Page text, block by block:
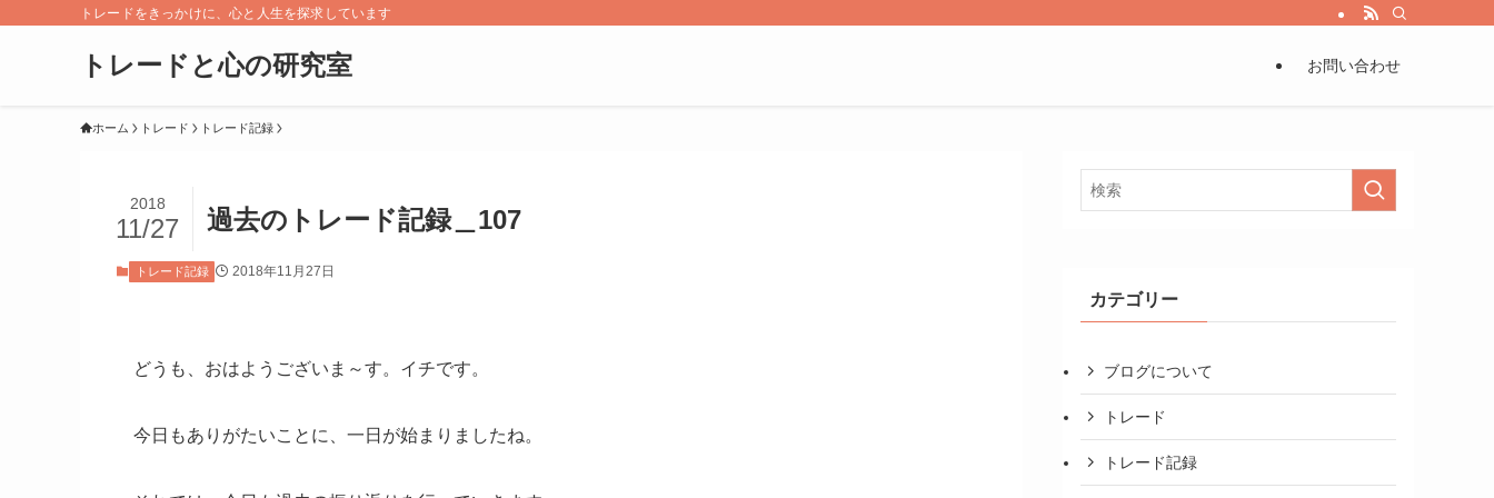
トレードをきっかけに、心と人生を探求しています
トレードと心の研究室 お問い合わせ
ホーム トレード トレード記録
過去のトレード記録＿107
2018
11/27
トレード記録 2018年11月27日
どうも、おはようございま～す。イチです。
今日もありがたいことに、一日が始まりましたね。
カテゴリー
ブログについて
トレード
トレード記録